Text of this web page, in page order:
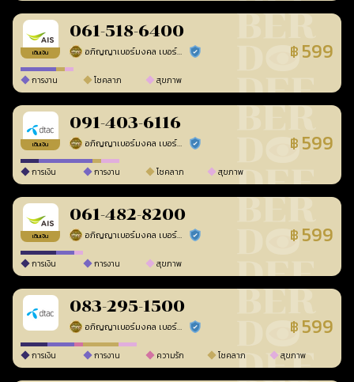
เติมเงิน
061-518-6400
อภิญญาเบอร์มงคล เบอร์สวยเลขศาสตร์ ร้านยืนยันแล้ว ฿ 599
การงาน โชคลาภ สุขภาพ
เติมเงิน
091-403-6116
อภิญญาเบอร์มงคล เบอร์สวยเลขศาสตร์ ร้านยืนยันแล้ว ฿ 599
การเงิน การงาน โชคลาภ สุขภาพ
เติมเงิน
061-482-8200
อภิญญาเบอร์มงคล เบอร์สวยเลขศาสตร์ ร้านยืนยันแล้ว ฿ 599
การเงิน การงาน สุขภาพ
083-295-1500
อภิญญาเบอร์มงคล เบอร์สวยเลขศาสตร์ ร้านยืนยันแล้ว ฿ 599
การเงิน การงาน ความรัก โชคลาภ สุขภาพ